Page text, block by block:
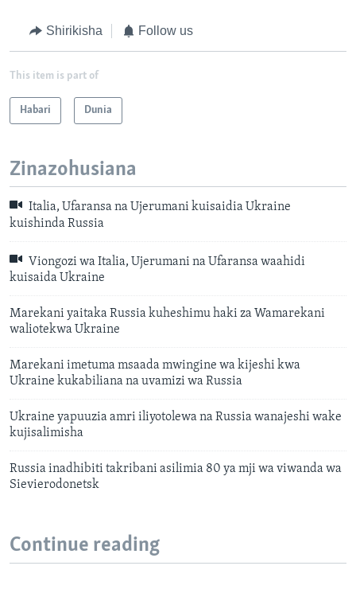
Shirikisha Follow us
This item is part of
Habari Dunia
Zinazohusiana
Italia, Ufaransa na Ujerumani kuisaidia Ukraine
kuishinda Russia
Viongozi wa Italia, Ujerumani na Ufaransa waahidi
kuisaida Ukraine
Marekani yaitaka Russia kuheshimu haki za Wamarekani
waliotekwa Ukraine
Marekani imetuma msaada mwingine wa kijeshi kwa
Ukraine kukabiliana na uvamizi wa Russia
Ukraine yapuuzia amri iliyotolewa na Russia wanajeshi wake
kujisalimisha
Russia inadhibiti takribani asilimia 80 ya mji wa viwanda wa
Sievierodonetsk
Continue reading